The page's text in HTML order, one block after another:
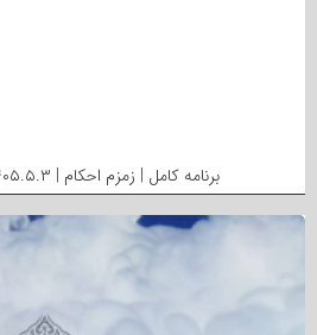
برنامه کامل | زمزم احکام | ۱۴۰۵.۵.۳ | استاد وحیدپور